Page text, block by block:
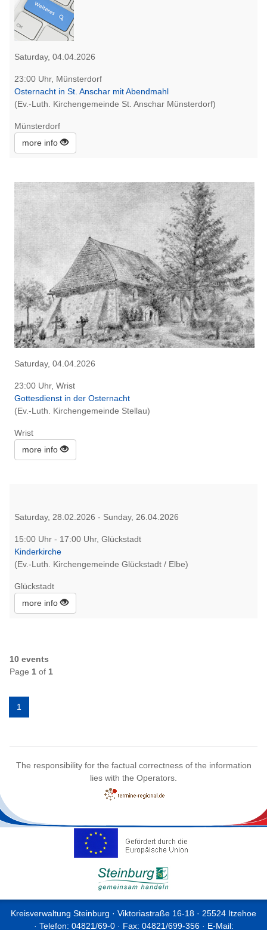
Saturday, 04.04.2026
23:00 Uhr, Münsterdorf
Osternacht in St. Anschar mit Abendmahl
(Ev.-Luth. Kirchengemeinde St. Anschar Münsterdorf)
Münsterdorf
more info
Saturday, 04.04.2026
23:00 Uhr, Wrist
Gottesdienst in der Osternacht
(Ev.-Luth. Kirchengemeinde Stellau)
Wrist
more info
Saturday, 28.02.2026 - Sunday, 26.04.2026
15:00 Uhr - 17:00 Uhr, Glückstadt
Kinderkirche
(Ev.-Luth. Kirchengemeinde Glückstadt / Elbe)
Glückstadt
more info
10 events
Page 1 of 1
1
The responsibility for the factual correctness of the information
lies with the Operators.
Kreisverwaltung Steinburg · Viktoriastraße 16-18 · 25524 Itzehoe
· Telefon: 04821/69-0 · Fax: 04821/699-356 · E-Mail: